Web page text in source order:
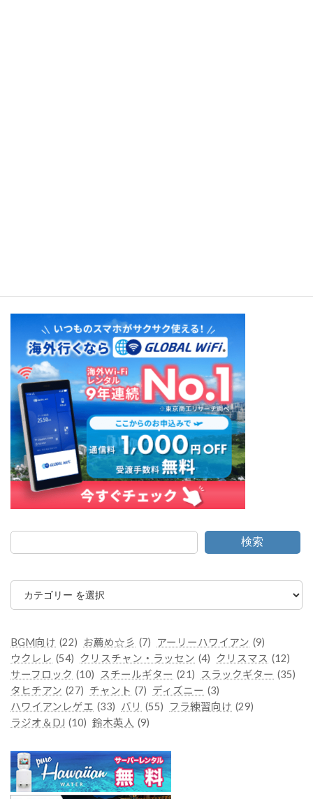
検索
カ
ゴ
ー
BGM向け (22) お薦め☆彡 (7) アーリーハワイアン (9)
ウクレレ (54) クリスチャン・ラッセン (4) クリスマス (12)
サーフロック (10) スチールギター (21) スラックギター (35)
タヒチアン (27) チャント (7) ディズニー (3)
ハワイアンレゲエ (33) バリ (55) フラ練習向け (29)
ラジオ＆DJ (10) 鈴木英人 (9)